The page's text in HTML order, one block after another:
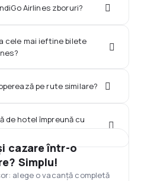
Airlines zboruri?
cele mai ieftine bilete
pe rute similare?
de hotel împreună cu
cazare într-o
Simplu!
alege o vacanță completă